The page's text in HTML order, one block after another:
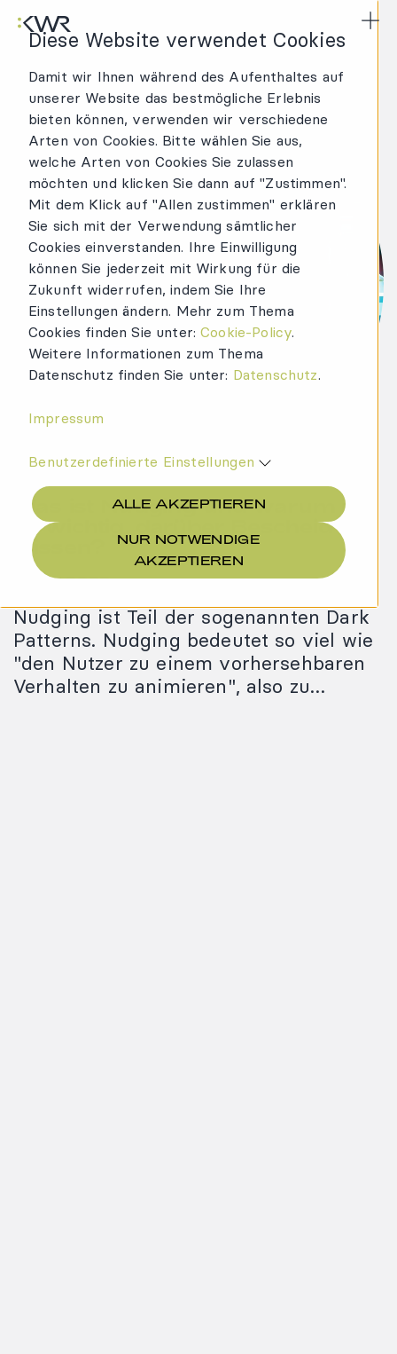
Diese Website verwendet Cookies
Damit wir Ihnen während des Aufenthaltes auf
unserer Website das bestmögliche Erlebnis
bieten können, verwenden wir verschiedene
Arten von Cookies. Bitte wählen Sie aus,
welche Arten von Cookies Sie zulassen
möchten und klicken Sie dann auf "Zustimmen".
Mit dem Klick auf "Allen zustimmen" erklären
Sie sich mit der Verwendung sämtlicher
Cookies einverstanden. Ihre Einwilligung
können Sie jederzeit mit Wirkung für die
Zukunft widerrufen, indem Sie Ihre
Einstellungen ändern. Mehr zum Thema
Cookies finden Sie unter:Cookie-Policy.
Weitere Informationen zum Thema
Datenschutz finden Sie unter: Datenschutz.
Impressum
Benutzerdefinierte Einstellungen
ALLE AKZEPTIEREN
NUR NOTWENDIGE
AKZEPTIEREN
Was ist Nudging und warum ist
es wichtig, darüber Bescheid zu
wissen?
20.04.2022
Nudging ist Teil der sogenannten Dark
Patterns. Nudging bedeutet so viel wie
"den Nutzer zu einem vorhersehbaren
Verhalten zu animieren", also zu…